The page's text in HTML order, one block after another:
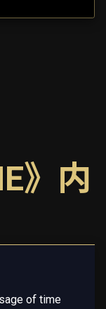
》内
of time